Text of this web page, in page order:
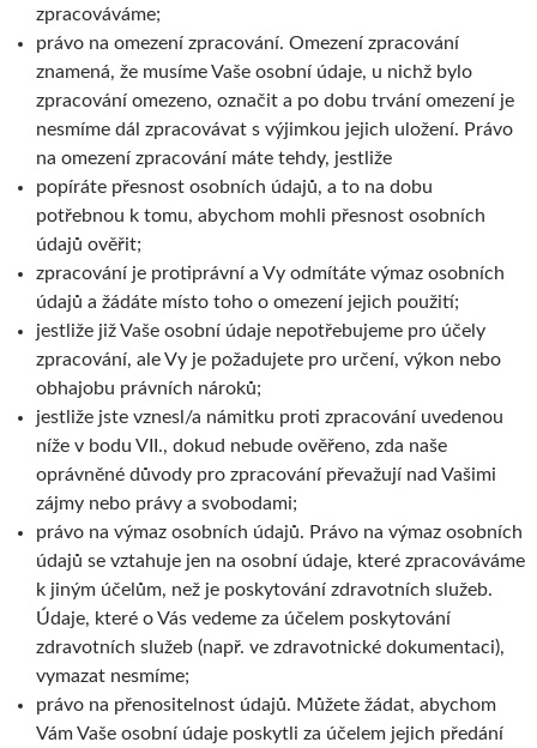
zpracováváme;
právo na omezení zpracování. Omezení zpracování
znamená, že musíme Vaše osobní údaje, u nichž bylo
zpracování omezeno, označit a po dobu trvání omezení je
nesmíme dál zpracovávat s výjimkou jejich uložení. Právo
na omezení zpracování máte tehdy, jestliže
popíráte přesnost osobních údajů, a to na dobu
potřebnou k tomu, abychom mohli přesnost osobních
údajů ověřit;
zpracování je protiprávní a Vy odmítáte výmaz osobních
údajů a žádáte místo toho o omezení jejich použití;
jestliže již Vaše osobní údaje nepotřebujeme pro účely
zpracování, ale Vy je požadujete pro určení, výkon nebo
obhajobu právních nároků;
jestliže jste vznesl/a námitku proti zpracování uvedenou
níže v bodu VII., dokud nebude ověřeno, zda naše
oprávněné důvody pro zpracování převažují nad Vašimi
zájmy nebo právy a svobodami;
právo na výmaz osobních údajů. Právo na výmaz osobních
údajů se vztahuje jen na osobní údaje, které zpracováváme
k jiným účelům, než je poskytování zdravotních služeb.
Údaje, které o Vás vedeme za účelem poskytování
zdravotních služeb (např. ve zdravotnické dokumentaci),
vymazat nesmíme;
právo na přenositelnost údajů. Můžete žádat, abychom
Vám Vaše osobní údaje poskytli za účelem jejich předání